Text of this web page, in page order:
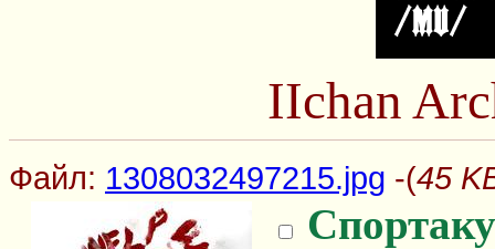
IIchan
Файл: 1308032497215.jpg -(45